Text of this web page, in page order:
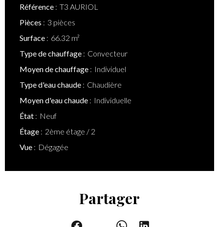
Référence
T3 AURIOL
Pièces
3 pièces
Surface
66.32 m²
Type de chauffage
Convecteur
Moyen de chauffage
Individuel
Type d'eau chaude
Chaudière
Moyen d'eau chaude
Individuelle
État
Neuf
Étage
2ème étage / 2
Vue
Dégagée
Partager